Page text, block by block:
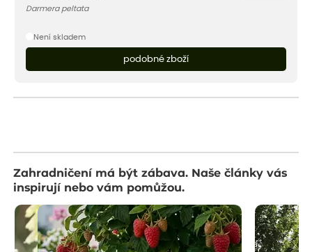
Darmera peltata
Není skladem
podobné zboží
Zahradničení má být zábava. Naše články vás
inspirují nebo vám pomůžou.